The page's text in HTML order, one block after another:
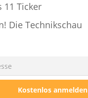
11 Ticker
Die Technikschau
Kostenlos anmelden